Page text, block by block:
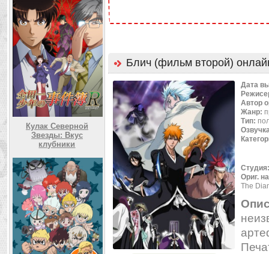
Кулак Северной
Звезды: Вкус
клубники
Блич (фильм второй)
Дата
Автор
Жанр:
Тип:
Ориг.
The